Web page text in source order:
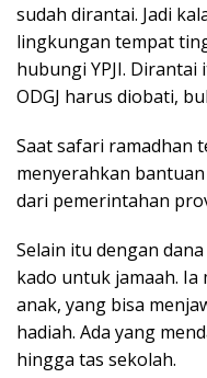
sudah dirantai. Jadi
lingkungan tempat
hubungi YPJI.
ODGJ harus diobati,
Saat safari ramadhan
menyerahkan
dari pemerintahan
Selain itu dengan
kado untuk jamaah.
anak, yang bisa
hadiah. Ada yang
hingga tas sekolah.